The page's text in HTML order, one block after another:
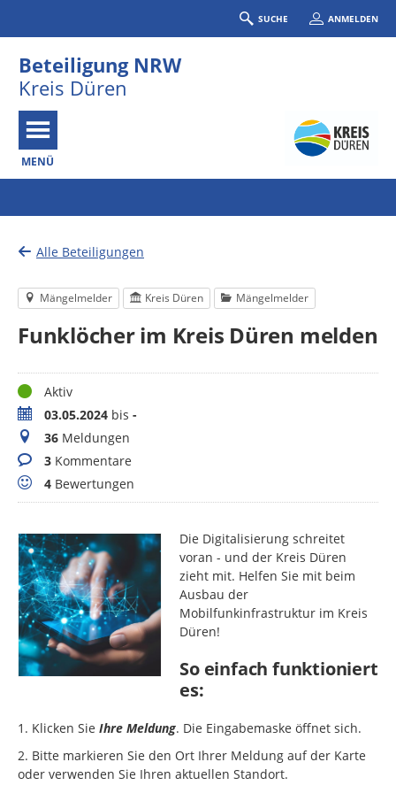
SUCHE ANMELDEN
Beteiligung NRW
Kreis Düren
MENÜ
Alle Beteiligungen
Mängelmelder Kreis Düren Mängelmelder
Funklöcher im Kreis Düren melden
StatusAktiv
Zeitraum03.05.2024 bis -
Meldungen
36 Meldungen
Kommentare
3 Kommentare
Bewertungen
4 Bewertungen
Die Digitalisierung schreitet
voran - und der Kreis Düren
zieht mit. Helfen Sie mit beim
Ausbau der
Mobilfunkinfrastruktur im Kreis
Düren!
So einfach funktioniert
es:
1. Klicken Sie Ihre Meldung. Die Eingabemaske öffnet sich.
2. Bitte markieren Sie den Ort Ihrer Meldung auf der Karte
oder verwenden Sie Ihren aktuellen Standort.